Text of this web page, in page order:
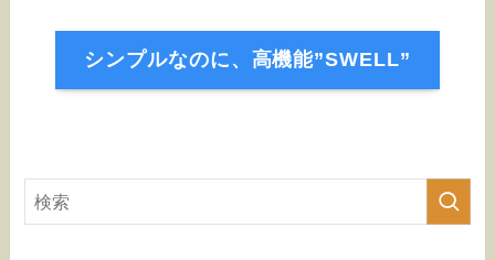
シンプルなのに、高機能”SWELL”